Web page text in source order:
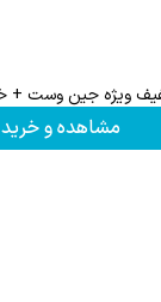
مشاهده و خرید